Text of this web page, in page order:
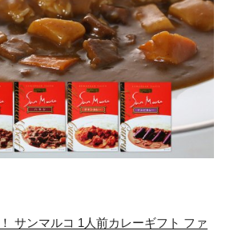
サンマルコ 1人前カレーギフト ファ